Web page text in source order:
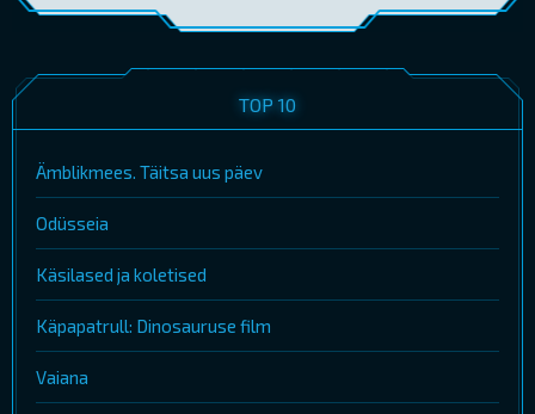
TOP 10
Ämblikmees. Täitsa uus päev
Odüsseia
Käsilased ja koletised
Käpapatrull: Dinosauruse film
Vaiana